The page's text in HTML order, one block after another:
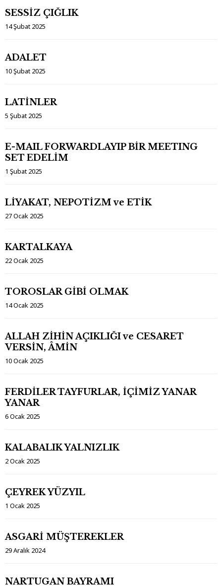
SESSİZ ÇIĞLIK
14 Şubat 2025
ADALET
10 Şubat 2025
LATİNLER
5 Şubat 2025
E-MAIL FORWARDLAYIP BİR MEETING
SET EDELİM
1 Şubat 2025
LİYAKAT, NEPOTİZM ve ETİK
27 Ocak 2025
KARTALKAYA
22 Ocak 2025
TOROSLAR GİBİ OLMAK
14 Ocak 2025
ALLAH ZİHİN AÇIKLIĞI ve CESARET
VERSİN, ÂMİN
10 Ocak 2025
FERDİLER TAYFURLAR, İÇİMİZ YANAR
YANAR
6 Ocak 2025
KALABALIK YALNIZLIK
2 Ocak 2025
ÇEYREK YÜZYIL
1 Ocak 2025
ASGARİ MÜŞTEREKLER
29 Aralık 2024
NARTUGAN BAYRAMI